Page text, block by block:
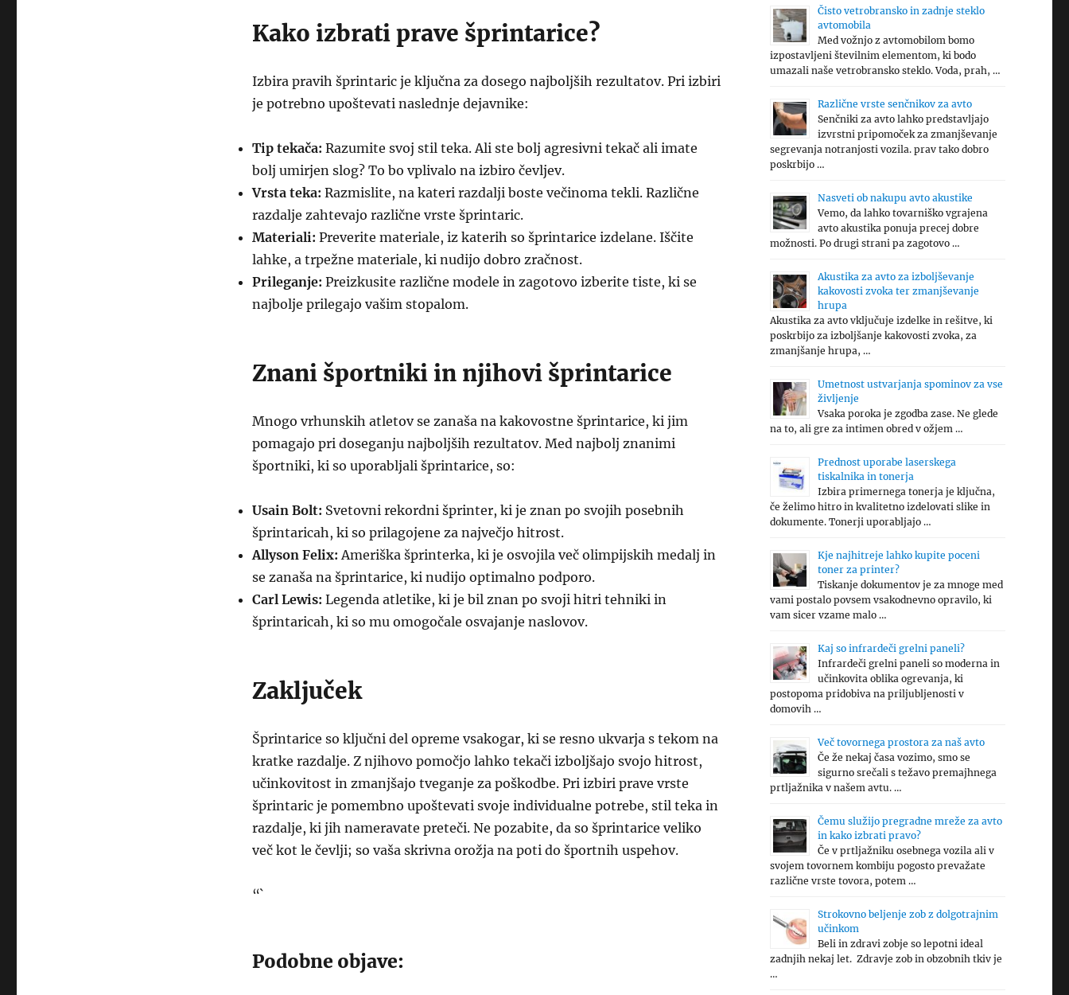
Kako izbrati prave šprintarice?
Izbira pravih šprintaric je ključna za dosego najboljših rezultatov. Pri izbiri
je potrebno upoštevati naslednje dejavnike:
Tip tekača: Razumite svoj stil teka. Ali ste bolj agresivni tekač ali imate
bolj umirjen slog? To bo vplivalo na izbiro čevljev.
Vrsta teka: Razmislite, na kateri razdalji boste večinoma tekli. Različne
razdalje zahtevajo različne vrste šprintaric.
Materiali: Preverite materiale, iz katerih so šprintarice izdelane. Iščite
lahke, a trpežne materiale, ki nudijo dobro zračnost.
Prileganje: Preizkusite različne modele in zagotovo izberite tiste, ki se
najbolje prilegajo vašim stopalom.
Znani športniki in njihovi šprintarice
Mnogo vrhunskih atletov se zanaša na kakovostne šprintarice, ki jim
pomagajo pri doseganju najboljših rezultatov. Med najbolj znanimi
športniki, ki so uporabljali šprintarice, so:
Usain Bolt: Svetovni rekordni šprinter, ki je znan po svojih posebnih
šprintaricah, ki so prilagojene za največjo hitrost.
Allyson Felix: Ameriška šprinterka, ki je osvojila več olimpijskih medalj in
se zanaša na šprintarice, ki nudijo optimalno podporo.
Carl Lewis: Legenda atletike, ki je bil znan po svoji hitri tehniki in
šprintaricah, ki so mu omogočale osvajanje naslovov.
Zaključek
Šprintarice so ključni del opreme vsakogar, ki se resno ukvarja s tekom na
kratke razdalje. Z njihovo pomočjo lahko tekači izboljšajo svojo hitrost,
učinkovitost in zmanjšajo tveganje za poškodbe. Pri izbiri prave vrste
šprintaric je pomembno upoštevati svoje individualne potrebe, stil teka in
razdalje, ki jih nameravate preteči. Ne pozabite, da so šprintarice veliko
več kot le čevlji; so vaša skrivna orožja na poti do športnih uspehov.
“`
Podobne objave:
Čisto vetrobransko in zadnje steklo
avtomobila
Med vožnjo z avtomobilom bomo
izpostavljeni številnim elementom, ki bodo
umazali naše vetrobransko steklo. Voda, prah, …
Različne vrste senčnikov za avto
Senčniki za avto lahko predstavljajo
izvrstni pripomoček za zmanjševanje
segrevanja notranjosti vozila. prav tako dobro
poskrbijo …
Nasveti ob nakupu avto akustike
Vemo, da lahko tovarniško vgrajena
avto akustika ponuja precej dobre
možnosti. Po drugi strani pa zagotovo …
Akustika za avto za izboljševanje
kakovosti zvoka ter zmanjševanje
hrupa
Akustika za avto vključuje izdelke in rešitve, ki
poskrbijo za izboljšanje kakovosti zvoka, za
zmanjšanje hrupa, …
Umetnost ustvarjanja spominov za vse
življenje
Vsaka poroka je zgodba zase. Ne glede
na to, ali gre za intimen obred v ožjem …
Prednost uporabe laserskega
tiskalnika in tonerja
Izbira primernega tonerja je ključna,
če želimo hitro in kvalitetno izdelovati slike in
dokumente. Tonerji uporabljajo …
Kje najhitreje lahko kupite poceni
toner za printer?
Tiskanje dokumentov je za mnoge med
vami postalo povsem vsakodnevno opravilo, ki
vam sicer vzame malo …
Kaj so infrardeči grelni paneli?
Infrardeči grelni paneli so moderna in
učinkovita oblika ogrevanja, ki
postopoma pridobiva na priljubljenosti v
domovih …
Več tovornega prostora za naš avto
Če že nekaj časa vozimo, smo se
sigurno srečali s težavo premajhnega
prtljažnika v našem avtu. …
Čemu služijo pregradne mreže za avto
in kako izbrati pravo?
Če v prtljažniku osebnega vozila ali v
svojem tovornem kombiju pogosto prevažate
različne vrste tovora, potem …
Strokovno beljenje zob z dolgotrajnim
učinkom
Beli in zdravi zobje so lepotni ideal
zadnjih nekaj let. Zdravje zob in obzobnih tkiv je
…